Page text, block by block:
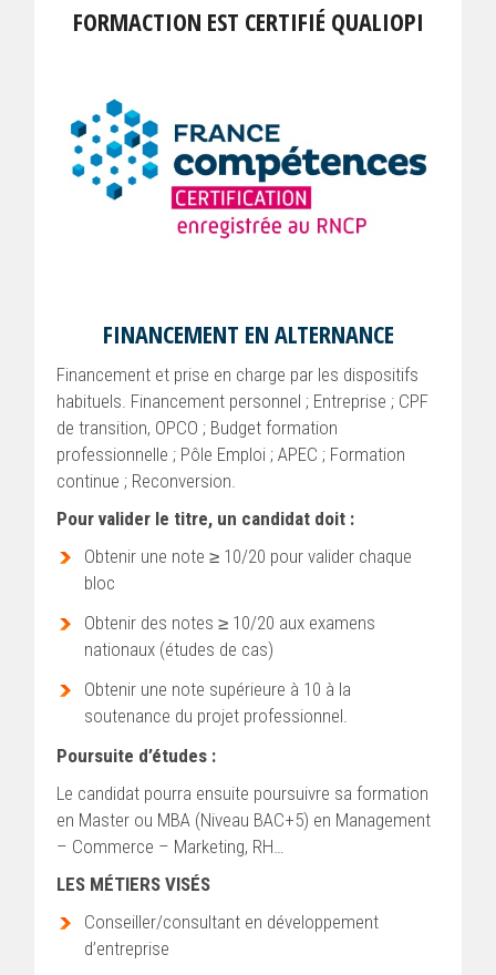
FORMACTION EST CERTIFIÉ QUALIOPI
FINANCEMENT EN ALTERNANCE
Financement et prise en charge par les dispositifs
habituels. Financement personnel ; Entreprise ; CPF
de transition, OPCO ; Budget formation
professionnelle ; Pôle Emploi ; APEC ; Formation
continue ; Reconversion.
Pour valider le titre, un candidat doit :
Obtenir une note ≥ 10/20 pour valider chaque
bloc
Obtenir des notes ≥ 10/20 aux examens
nationaux (études de cas)
Obtenir une note supérieure à 10 à la
soutenance du projet professionnel.
Poursuite d’études :
Le candidat pourra ensuite poursuivre sa formation
en Master ou MBA (Niveau BAC+5) en Management
– Commerce – Marketing, RH…
LES MÉTIERS VISÉS
Conseiller/consultant en développement
d’entreprise